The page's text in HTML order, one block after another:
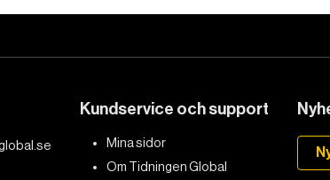
Kundservice och support
Mina sidor
Om Tidningen Global